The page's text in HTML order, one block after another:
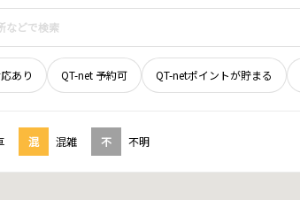
あり QT-net 予約可 QT-netポイントが貯まる
混 混雑 不 不明